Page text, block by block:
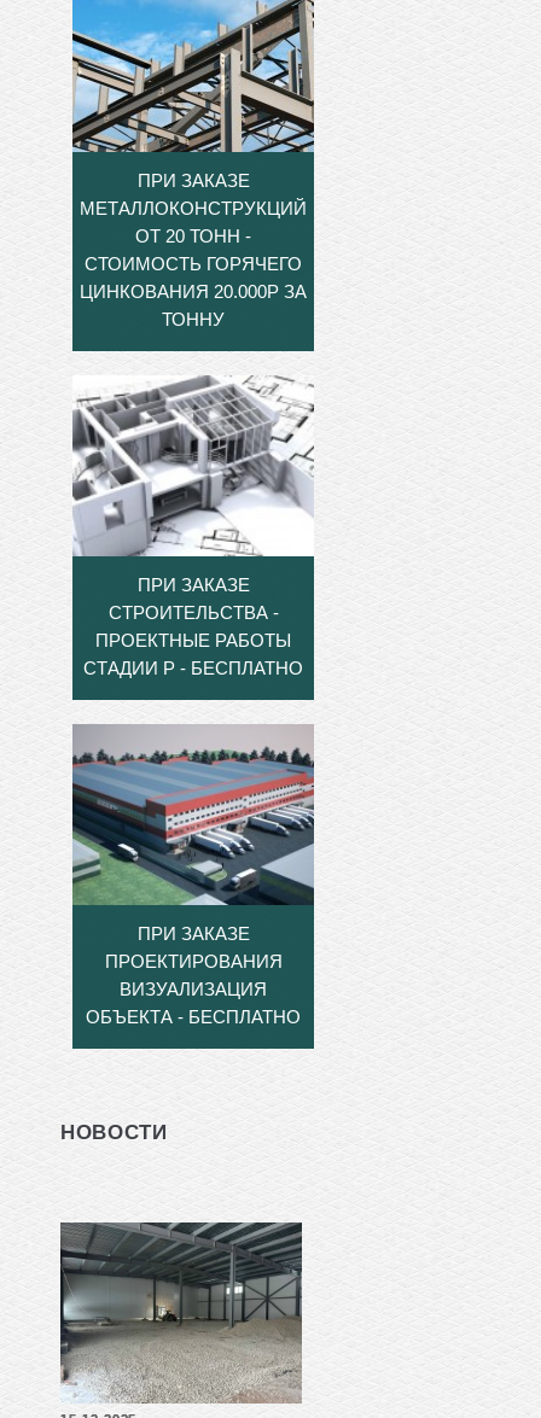
ПРИ ЗАКАЗЕ
МЕТАЛЛОКОНСТРУКЦИЙ
ОТ 20 ТОНН -
СТОИМОСТЬ ГОРЯЧЕГО
ЦИНКОВАНИЯ 20.000Р ЗА
ТОННУ
ПРИ ЗАКАЗЕ
СТРОИТЕЛЬСТВА -
ПРОЕКТНЫЕ РАБОТЫ
СТАДИИ Р - БЕСПЛАТНО
ПРИ ЗАКАЗЕ
ПРОЕКТИРОВАНИЯ
ВИЗУАЛИЗАЦИЯ
ОБЪЕКТА - БЕСПЛАТНО
НОВОСТИ